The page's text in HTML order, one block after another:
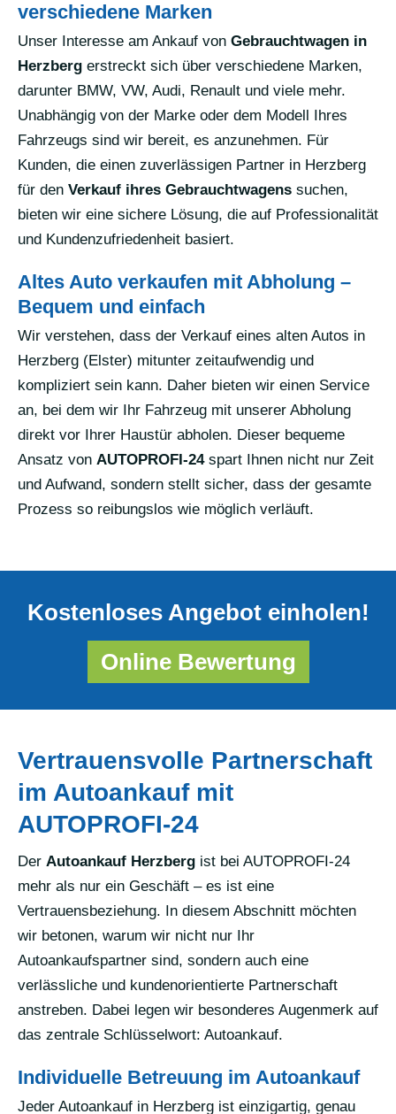
verschiedene Marken
Unser Interesse am Ankauf von Gebrauchtwagen in
Herzberg erstreckt sich über verschiedene Marken,
darunter BMW, VW, Audi, Renault und viele mehr.
Unabhängig von der Marke oder dem Modell Ihres
Fahrzeugs sind wir bereit, es anzunehmen. Für
Kunden, die einen zuverlässigen Partner in Herzberg
für den Verkauf ihres Gebrauchtwagens suchen,
bieten wir eine sichere Lösung, die auf Professionalität
und Kundenzufriedenheit basiert.
Altes Auto verkaufen mit Abholung –
Bequem und einfach
Wir verstehen, dass der Verkauf eines alten Autos in
Herzberg (Elster) mitunter zeitaufwendig und
kompliziert sein kann. Daher bieten wir einen Service
an, bei dem wir Ihr Fahrzeug mit unserer Abholung
direkt vor Ihrer Haustür abholen. Dieser bequeme
Ansatz von AUTOPROFI-24spart Ihnen nicht nur Zeit
und Aufwand, sondern stellt sicher, dass der gesamte
Prozess so reibungslos wie möglich verläuft.
Kostenloses Angebot einholen!
Online Bewertung
Vertrauensvolle Partnerschaft
im Autoankauf mit
AUTOPROFI-24
Der Autoankauf Herzberg ist bei AUTOPROFI-24
mehr als nur ein Geschäft – es ist eine
Vertrauensbeziehung. In diesem Abschnitt möchten
wir betonen, warum wir nicht nur Ihr
Autoankaufspartner sind, sondern auch eine
verlässliche und kundenorientierte Partnerschaft
anstreben. Dabei legen wir besonderes Augenmerk auf
das zentrale Schlüsselwort: Autoankauf.
Individuelle Betreuung im Autoankauf
Jeder Autoankauf in Herzberg ist einzigartig, genau